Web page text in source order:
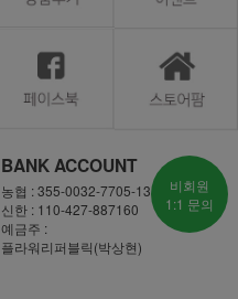
BANK ACCOUNT
농협 : 355-0032-7705-13
신한 : 110-427-887160
예금주 :
플라워리퍼블릭(박상현)
비회원
1:1 문의